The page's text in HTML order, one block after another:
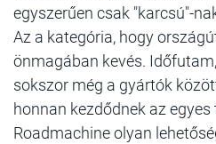
egyszerűen csak "karcsú"-
Az a kategória, hogy
önmagában kevés.
sokszor még a gyártók
honnan kezdődnek az egyes
Roadmachine olyan